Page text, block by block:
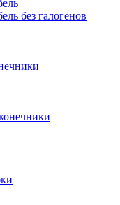
без галогенов